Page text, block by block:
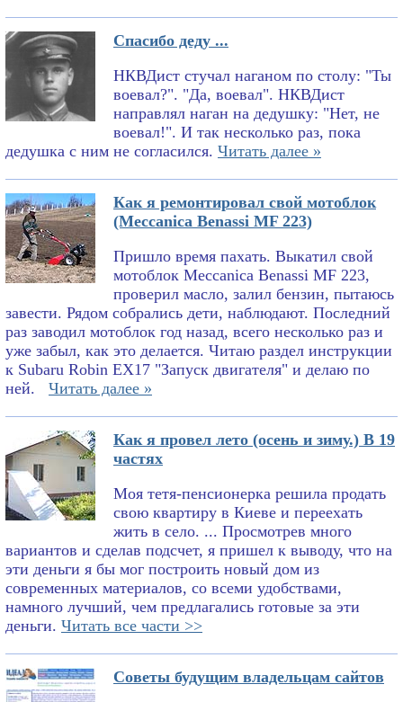
Спасибо деду ...
НКВДист стучал наганом по столу: "Ты
воевал?". "Да, воевал". НКВДист
направлял наган на дедушку: "Нет, не
воевал!". И так несколько раз, пока
дедушка с ним не согласился. Читать далее »
Как я ремонтировал свой мотоблок
(Meccanica Benassi MF 223)
Пришло время пахать. Выкатил свой
мотоблок Meccanica Benassi MF 223,
проверил масло, залил бензин, пытаюсь
завести. Рядом собрались дети, наблюдают. Последний
раз заводил мотоблок год назад, всего несколько раз и
уже забыл, как это делается. Читаю раздел инструкции
к Subaru Robin EX17 "Запуск двигателя" и делаю по
ней.
Читать далее »
Как я провел лето (осень и зиму.) В 19
частях
Моя тетя-пенсионерка решила продать
свою квартиру в Киеве и переехать
жить в село. ... Просмотрев много
вариантов и сделав подсчет, я пришел к выводу, что на
эти деньги я бы мог построить новый дом из
современных материалов, со всеми удобствами,
намного лучший, чем предлагались готовые за эти
деньги. Читать все части >>
Советы будущим владельцам сайтов